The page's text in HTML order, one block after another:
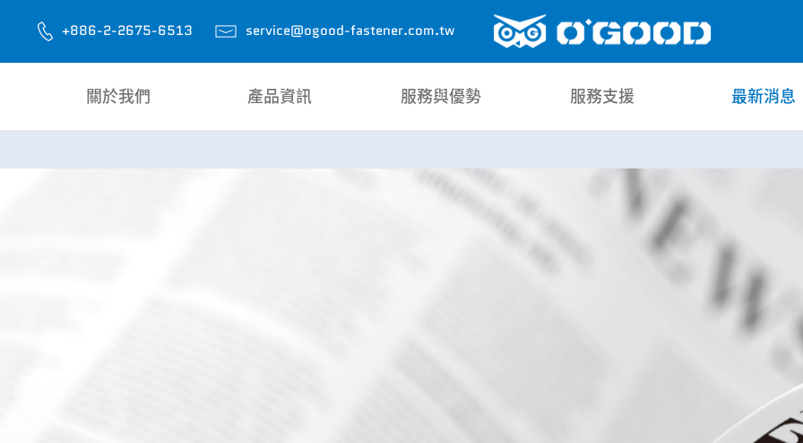
承
毅
興
司
+886-2-2675-6513 service@ogood-fastener.com.tw
關於我們 產品資訊 服務與優勢 服務支援 最新消息